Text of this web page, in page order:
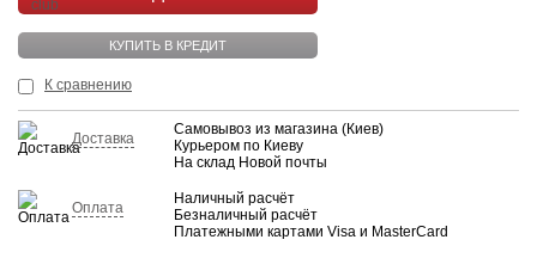
КУПИТЬ
КУПИТЬ В КРЕДИТ
К сравнению
Доставка
Самовывоз из магазина (Киев)
Курьером по Киеву
На склад Новой почты
Оплата
Наличный расчёт
Безналичный расчёт
Платежными картами Visa и MasterCard